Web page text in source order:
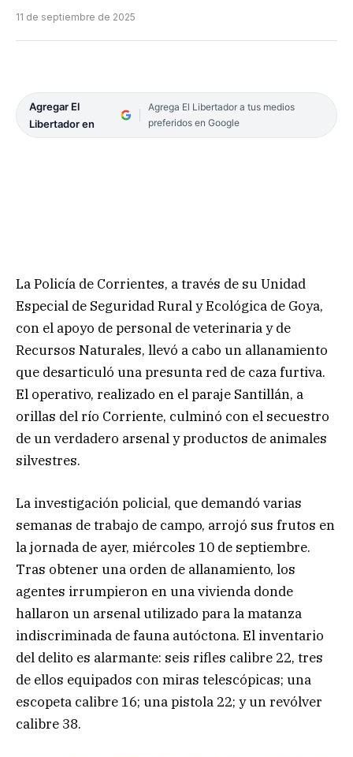
11 de septiembre de 2025
Agregar El
Libertador en
Agrega El Libertador a tus medios
preferidos en Google
La Policía de Corrientes, a través de su Unidad
Especial de Seguridad Rural y Ecológica de Goya,
con el apoyo de personal de veterinaria y de
Recursos Naturales, llevó a cabo un allanamiento
que desarticuló una presunta red de caza furtiva.
El operativo, realizado en el paraje Santillán, a
orillas del río Corriente, culminó con el secuestro
de un verdadero arsenal y productos de animales
silvestres.
La investigación policial, que demandó varias
semanas de trabajo de campo, arrojó sus frutos en
la jornada de ayer, miércoles 10 de septiembre.
Tras obtener una orden de allanamiento, los
agentes irrumpieron en una vivienda donde
hallaron un arsenal utilizado para la matanza
indiscriminada de fauna autóctona. El inventario
del delito es alarmante: seis rifles calibre 22, tres
de ellos equipados con miras telescópicas; una
escopeta calibre 16; una pistola 22; y un revólver
calibre 38.